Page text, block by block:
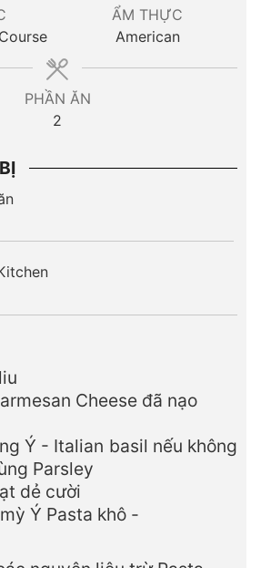
ẨM THỰC
American
PHẦN ĂN
2
Cheese đã nạo
Ý - Italian basil nếu không
Parsley
dẻ cười
Ý Pasta khô -